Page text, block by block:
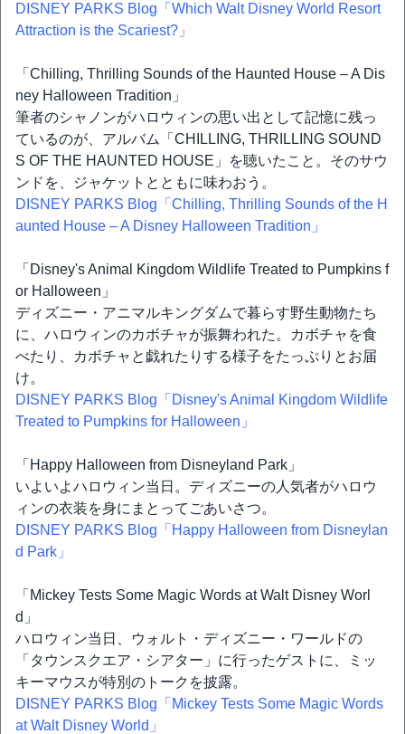
DISNEY PARKS Blog「Which Walt Disney World Resort
Attraction is the Scariest?」
「Chilling, Thrilling Sounds of the Haunted House – A Dis
ney Halloween Tradition」
筆者のシャノンがハロウィンの思い出として記憶に残っ
ているのが、アルバム「CHILLING, THRILLING SOUND
S OF THE HAUNTED HOUSE」を聴いたこと。そのサウ
ンドを、ジャケットとともに味わおう。
DISNEY PARKS Blog「Chilling, Thrilling Sounds of the H
aunted House – A Disney Halloween Tradition」
「Disney's Animal Kingdom Wildlife Treated to Pumpkins f
or Halloween」
ディズニー・アニマルキングダムで暮らす野生動物たち
に、ハロウィンのカボチャが振舞われた。カボチャを食
べたり、カボチャと戯れたりする様子をたっぷりとお届
け。
DISNEY PARKS Blog「Disney's Animal Kingdom Wildlife
Treated to Pumpkins for Halloween」
「Happy Halloween from Disneyland Park」
いよいよハロウィン当日。ディズニーの人気者がハロウ
ィンの衣装を身にまとってごあいさつ。
DISNEY PARKS Blog「Happy Halloween from Disneylan
d Park」
「Mickey Tests Some Magic Words at Walt Disney Worl
d」
ハロウィン当日、ウォルト・ディズニー・ワールドの
「タウンスクエア・シアター」に行ったゲストに、ミッ
キーマウスが特別のトークを披露。
DISNEY PARKS Blog「Mickey Tests Some Magic Words
at Walt Disney World」